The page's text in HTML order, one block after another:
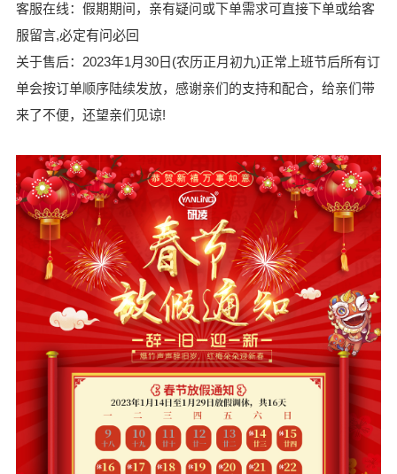
客服在线：假期期间，亲有疑问或下单需求可直接下单或给客
服留言,必定有问必回
关于售后：2023年1月30日(农历正月初九)正常上班节后所有订
单会按订单顺序陆续发放，感谢亲们的支持和配合，给亲们带
来了不便，还望亲们见谅!